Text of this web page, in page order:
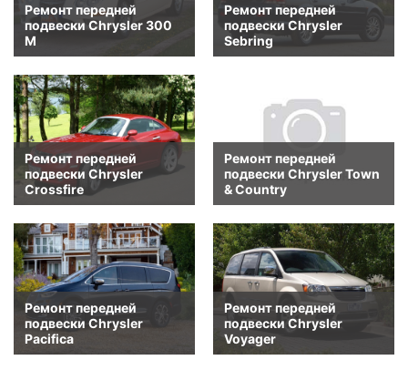
Ремонт передней
подвески Chrysler 300
M
Ремонт передней
подвески Chrysler
Sebring
Ремонт передней
подвески Chrysler
Crossfire
Ремонт передней
подвески Chrysler Town
& Country
Ремонт передней
подвески Chrysler
Pacifica
Ремонт передней
подвески Chrysler
Voyager